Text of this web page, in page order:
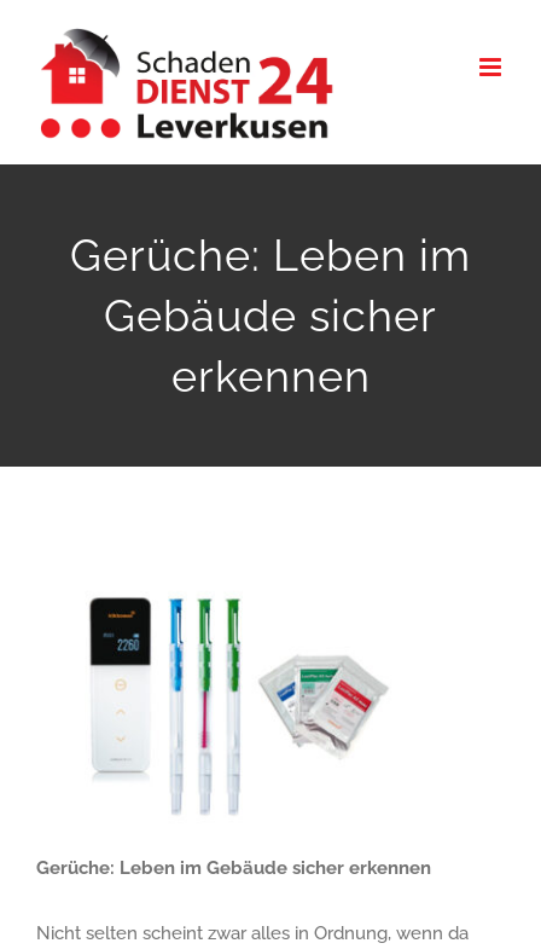
Inhalt
springen
Gerüche: Leben im
Gebäude sicher
erkennen
Gerüche: Leben im Gebäude sicher erkennen
Nicht selten scheint zwar alles in Ordnung, wenn da